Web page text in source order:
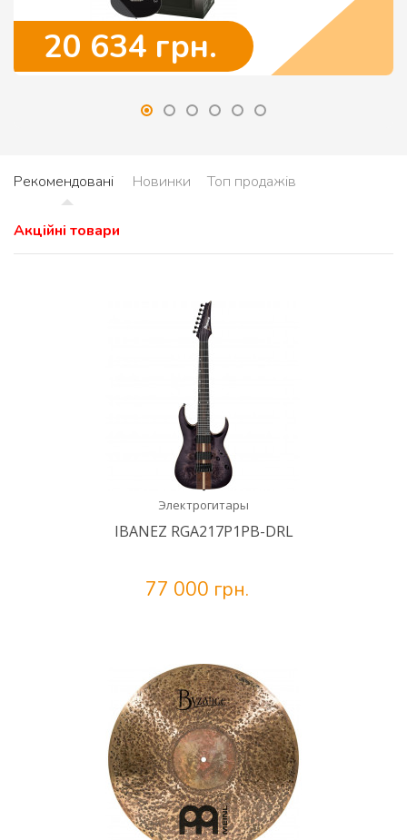
20 634 грн.
Рекомендовані Новинки Топ продажів
Акційні товари
Электрогитары
IBANEZ RGA217P1PB-DRL
77 000 грн.